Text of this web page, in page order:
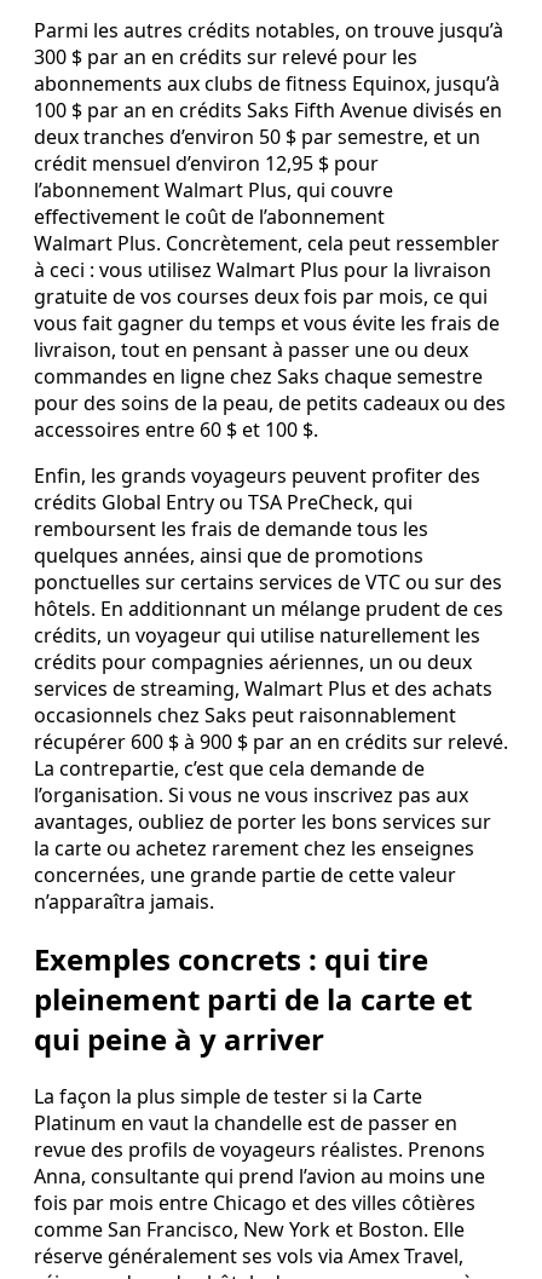
Parmi les autres crédits notables, on trouve jusqu’à
300 $ par an en crédits sur relevé pour les
abonnements aux clubs de fitness Equinox, jusqu’à
100 $ par an en crédits Saks Fifth Avenue divisés en
deux tranches d’environ 50 $ par semestre, et un
crédit mensuel d’environ 12,95 $ pour
l’abonnement Walmart Plus, qui couvre
effectivement le coût de l’abonnement
Walmart Plus. Concrètement, cela peut ressembler
à ceci : vous utilisez Walmart Plus pour la livraison
gratuite de vos courses deux fois par mois, ce qui
vous fait gagner du temps et vous évite les frais de
livraison, tout en pensant à passer une ou deux
commandes en ligne chez Saks chaque semestre
pour des soins de la peau, de petits cadeaux ou des
accessoires entre 60 $ et 100 $.
Enfin, les grands voyageurs peuvent profiter des
crédits Global Entry ou TSA PreCheck, qui
remboursent les frais de demande tous les
quelques années, ainsi que de promotions
ponctuelles sur certains services de VTC ou sur des
hôtels. En additionnant un mélange prudent de ces
crédits, un voyageur qui utilise naturellement les
crédits pour compagnies aériennes, un ou deux
services de streaming, Walmart Plus et des achats
occasionnels chez Saks peut raisonnablement
récupérer 600 $ à 900 $ par an en crédits sur relevé.
La contrepartie, c’est que cela demande de
l’organisation. Si vous ne vous inscrivez pas aux
avantages, oubliez de porter les bons services sur
la carte ou achetez rarement chez les enseignes
concernées, une grande partie de cette valeur
n’apparaîtra jamais.
Exemples concrets : qui tire
pleinement parti de la carte et
qui peine à y arriver
La façon la plus simple de tester si la Carte
Platinum en vaut la chandelle est de passer en
revue des profils de voyageurs réalistes. Prenons
Anna, consultante qui prend l’avion au moins une
fois par mois entre Chicago et des villes côtières
comme San Francisco, New York et Boston. Elle
réserve généralement ses vols via Amex Travel,